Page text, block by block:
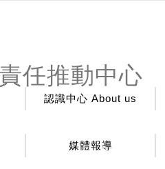
任推動中心
認識中心 About us
媒體報導